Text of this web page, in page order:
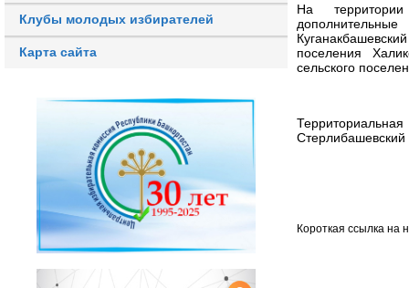
Клубы молодых избирателей
Карта сайта
На
поселения
сельского
Стерлибашевский
Короткая ссылка на